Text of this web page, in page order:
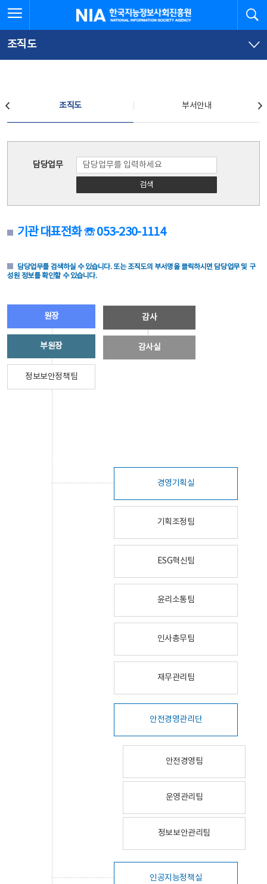
문
로
가
체
뉴
바
가
한국지능정보사회진흥원
조직도
조직도 부서안내
담당업무
검색
기관 대표전화 ☏ 053-230-1114
담당업무를 검색하실 수 있습니다. 또는 조직도의 부서명을 클릭하시면 담당업무 및 구
성원 정보를 확인할 수 있습니다.
원장
부원장
정보보안정책팀
감사
감사실
경영기획실
기획조정팀
ESG혁신팀
윤리소통팀
인사총무팀
재무관리팀
안전경영관리단
안전경영팀
운영관리팀
정보보안관리팀
인공지능정책실